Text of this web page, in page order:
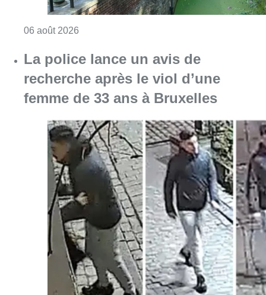
06 août 2026
La police lance un avis de
recherche après le viol d’une
femme de 33 ans à Bruxelles